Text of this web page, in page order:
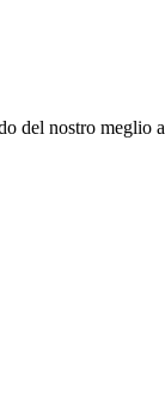
del nostro meglio